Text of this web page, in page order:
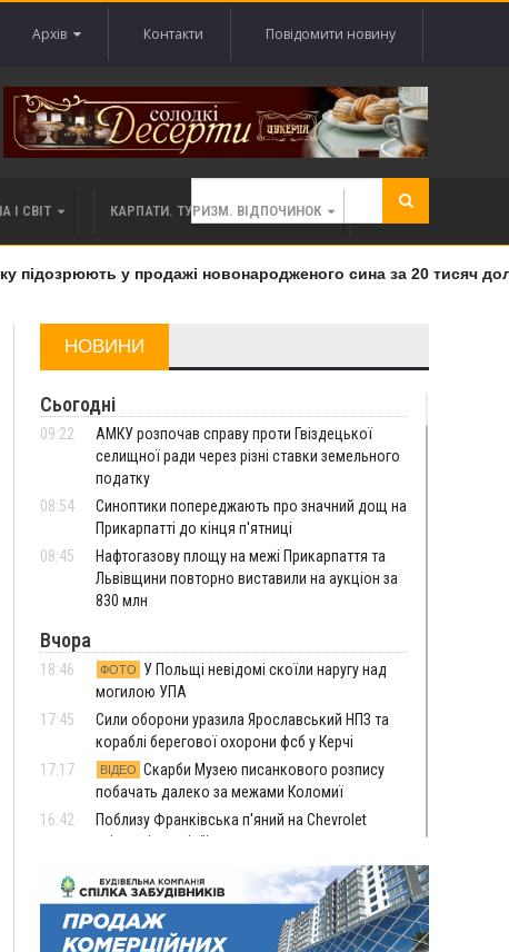
Архів Контакти Повідомити новину
І СВІТ КАРПАТИ. ТУРИЗМ. ВІДПОЧИНОК
у продажі новонародженого сина за 20 тисяч
НОВИНИ
Сьогодні
09:22
АМКУ розпочав справу проти Гвіздецької
селищної ради через різні ставки земельного
податку
08:54
Синоптики попереджають про значний дощ на
Прикарпатті до кінця п'ятниці
08:45
Нафтогазову площу на межі Прикарпаття та
Львівщини повторно виставили на аукціон за
830 млн
Вчора
18:46 ФОТО
У Польщі невідомі скоїли наругу над
могилою УПА
17:45
Сили оборони уразила Ярославський НПЗ та
кораблі берегової охорони фсб у Керчі
17:17
ВІДЕО Скарби Музею писанкового розпису
побачать далеко за межами Коломиї
16:42
Поблизу Франківська п'яний на Chevrolet
втікав від поліції
На Прикарпатті триває декларування
вогнепальної зброї: уже зареєстровано 282
одиниці
15:58
Понад 9 тис. прикарпатських вступників